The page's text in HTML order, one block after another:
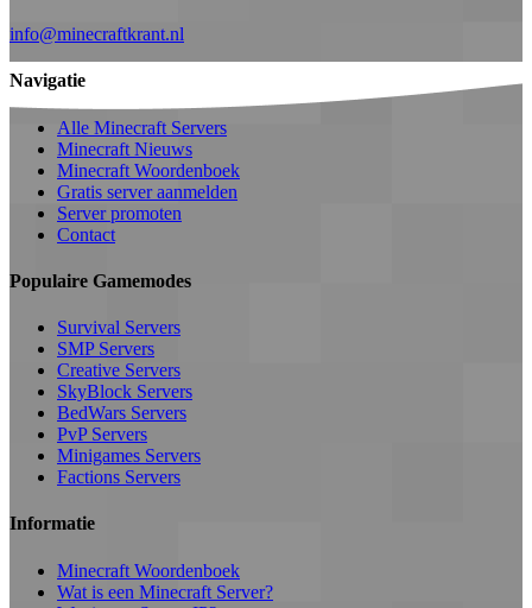
info@minecraftkrant.nl
Navigatie
Alle Minecraft Servers
Minecraft Nieuws
Minecraft Woordenboek
Gratis server aanmelden
Server promoten
Contact
Populaire Gamemodes
Survival Servers
SMP Servers
Creative Servers
SkyBlock Servers
BedWars Servers
PvP Servers
Minigames Servers
Factions Servers
Informatie
Minecraft Woordenboek
Wat is een Minecraft Server?